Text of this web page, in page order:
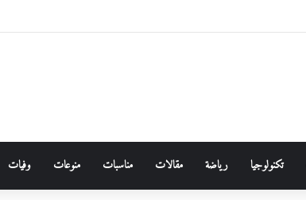
تكنولوجيا رياضة مقالات مناسبات منوعات وفيات